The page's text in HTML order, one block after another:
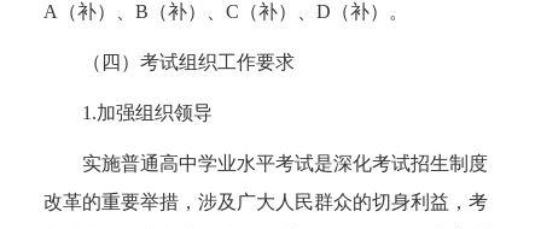
A（补）、B（补）、C（补）、D（补）。
（四）考试组织工作要求
1.加强组织领导
实施普通高中学业水平考试是深化考试招生制度
改革的重要举措，涉及广大人民群众的切身利益，考